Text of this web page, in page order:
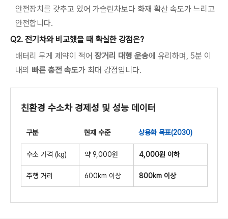
안전장치를 갖추고 있어 가솔린차보다 화재 확산 속도가 느리고
안전합니다.
Q2. 전기차와 비교했을 때 확실한 강점은?
배터리 무게 제약이 적어 장거리 대형 운송에 유리하며, 5분 이
내의 빠른 충전 속도가 최대 강점입니다.
친환경 수소차 경제성 및 성능 데이터
구분 현재 수준 상용화 목표(2030)
수소 가격 (kg) 약 9,000원 4,000원 이하
주행 거리 600km 이상 800km 이상